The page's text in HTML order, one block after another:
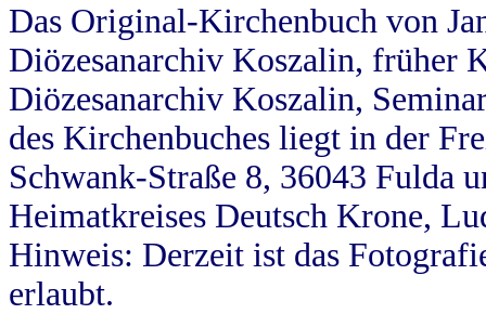
Das Original-Kirchenbuch von
Diözesanarchiv Koszalin, früher
Diözesanarchiv Koszalin,
des Kirchenbuches liegt in der
Schwank-Straße 8, 36043 Fulda
Heimatkreises Deutsch Krone,
Hinweis: Derzeit ist das
erlaubt.